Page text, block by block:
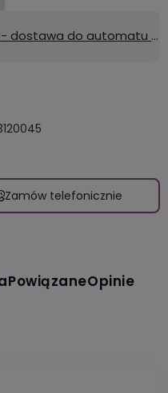
do automatu Orlen lub Żabka
Zamów telefonicznie
PowiązaneOpinie